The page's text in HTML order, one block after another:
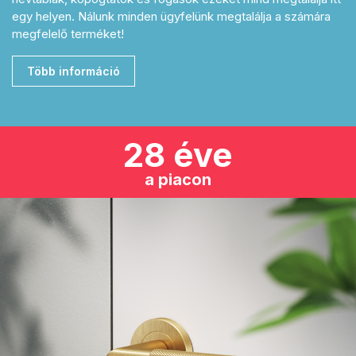
egy helyen. Nálunk minden ügyfelünk megtalálja a számára
megfelelő terméket!
Több információ
28 éve
a piacon